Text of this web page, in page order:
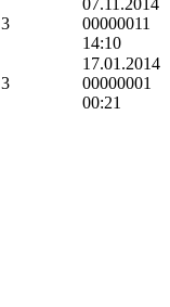
3
07.11.2014
00000011
14:10
3
17.01.2014
00000001
00:21